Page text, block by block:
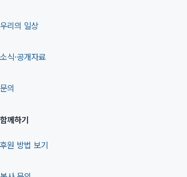
우리의 일상
소식·공개자료
문의
함께하기
후원 방법 보기